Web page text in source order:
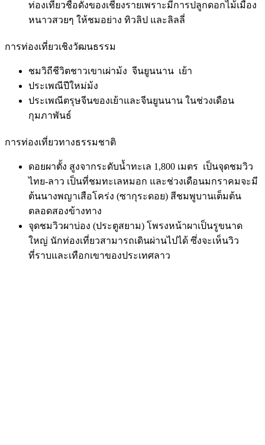
ท่องเที่ยวชื่อดังของเชียงรายเพราะมีการปลูกดอกไม้เมือง
หนาวสวยๆ ให้ชมอย่าง ทิวลิป และลิลลี่
การท่องเที่ยวเชิงวัฒนธรรม
ชมวิถีชีวิตชาวเขาเผ่าม้ง จีนยูนนาน เย้า
ประเพณีปีใหม่ม้ง
ประเพณีตรุษจีนของเย้าและจีนยูนนาน ในช่วงเดือน
กุมภาพันธ์
การท่องเที่ยวทางธรรมชาติ
ดอยผาตั้ง สูงจากระดับน้ำทะเล 1,800 เมตร เป็นจุดชมวิว
ไทย-ลาว เป็นที่ชมทะเลหมอก และช่วงเดือนมกราคมจะมี
ต้นนางพญาเสือโคร่ง (ซากุระดอย) สีชมพูบานเต็มต้น
ตลอดสองข้างทาง
จุดชมวิวผาบ่อง (ประตูสยาม) โพรงหน้าผาเป็นรูขนาด
ใหญ่ นักท่องเที่ยวสามารถเดินผ่านไปได้ ซึ่งจะเห็นวิว
ที่ราบและเทือกเขาของประเทศลาว